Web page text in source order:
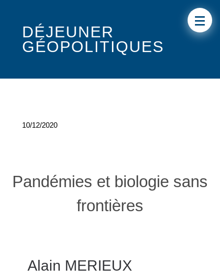
DÉJEUNER
GÉOPOLITIQUES
10/12/2020
Pandémies et biologie sans
frontières
Alain MERIEUX